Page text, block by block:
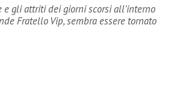
e gli attriti dei giorni scorsi all’interno
Fratello Vip, sembra essere tornato